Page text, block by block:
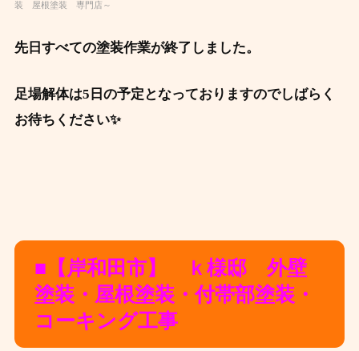
装 屋根塗装 専門店～
先日すべての塗装作業が終了しました。
足場解体は5日の予定となっておりますのでしばらく
お待ちください✨
■【岸和田市】 ｋ様邸 外壁
塗装・屋根塗装・付帯部塗装・
コーキング工事